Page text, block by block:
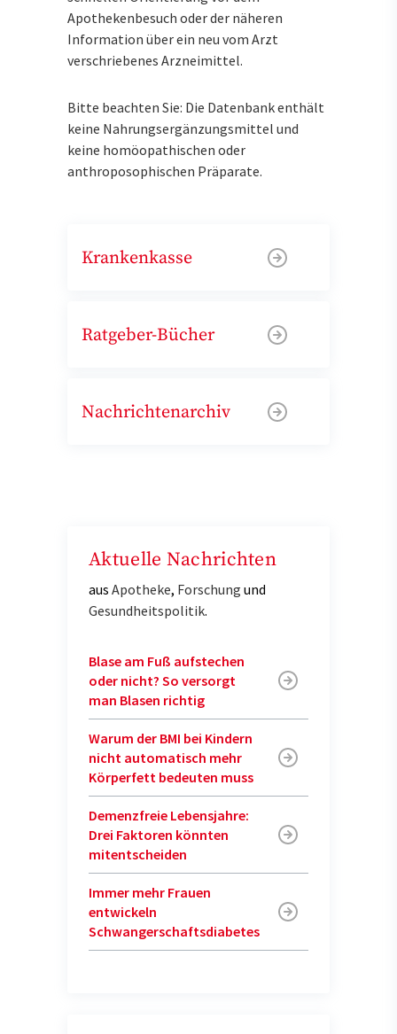
Apothekenbesuch oder der näheren
Information über ein neu vom Arzt
verschriebenes Arzneimittel.
Bitte beachten Sie: Die Datenbank enthält
keine Nahrungsergänzungsmittel und
keine homöopathischen oder
anthroposophischen Präparate.
Krankenkasse
Ratgeber-Bücher
Nachrichtenarchiv
Aktuelle Nachrichten
aus Apotheke, Forschung und
Gesundheitspolitik.
Blase am Fuß aufstechen
oder nicht? So versorgt
man Blasen richtig
Warum der BMI bei Kindern
nicht automatisch mehr
Körperfett bedeuten muss
Demenzfreie Lebensjahre:
Drei Faktoren könnten
mitentscheiden
Immer mehr Frauen
entwickeln
Schwangerschaftsdiabetes